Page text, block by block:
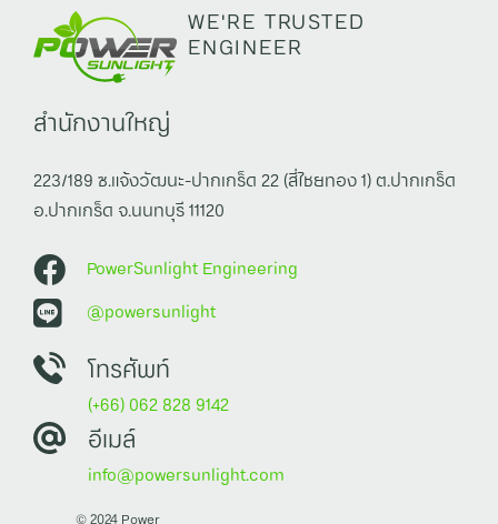
WE'RE TRUSTED
ENGINEER
สำนักงานใหญ่
223/189 ซ.แจ้งวัฒนะ-ปากเกร็ด 22 (สี่ไชยทอง 1) ต.ปากเกร็ด
อ.ปากเกร็ด จ.นนทบุรี 11120
PowerSunlight Engineering
@powersunlight
โทรศัพท์
(+66) 062 828 9142
อีเมล์
info@powersunlight.com
© 2024 Power